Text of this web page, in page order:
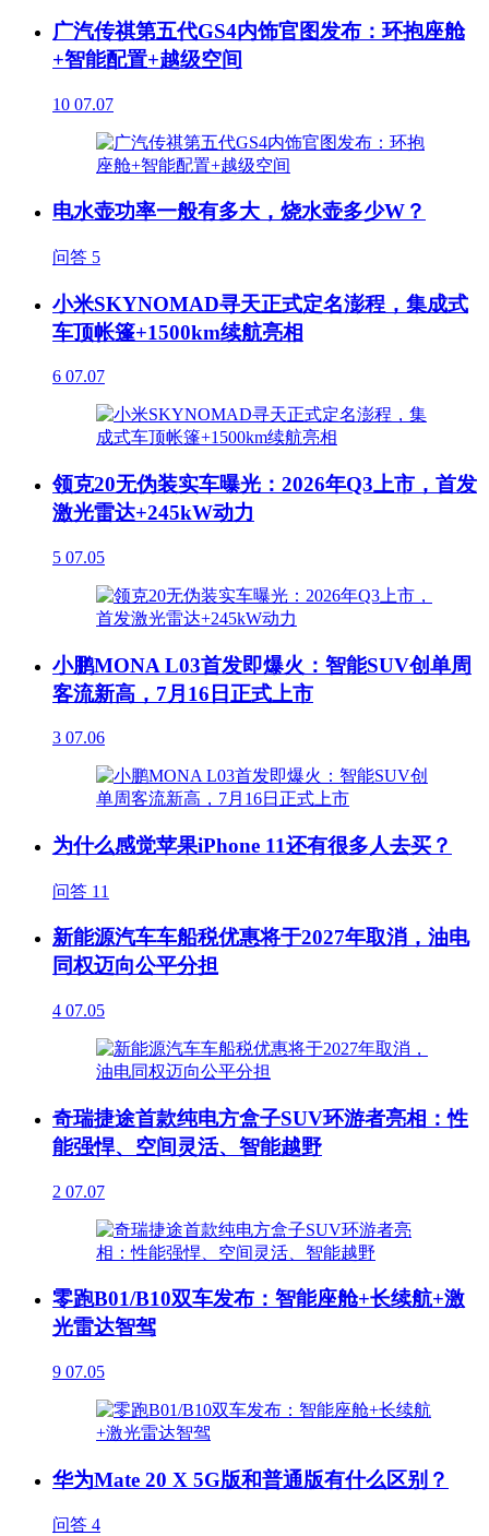
广汽传祺第五代GS4内饰官图发布：环抱座舱
+智能配置+越级空间
10 07.07
电水壶功率一般有多大，烧水壶多少W？
问答 5
小米SKYNOMAD寻天正式定名澎程，集成式
车顶帐篷+1500km续航亮相
6 07.07
领克20无伪装实车曝光：2026年Q3上市，首发
激光雷达+245kW动力
5 07.05
小鹏MONA L03首发即爆火：智能SUV创单周
客流新高，7月16日正式上市
3 07.06
为什么感觉苹果iPhone 11还有很多人去买？
问答 11
新能源汽车车船税优惠将于2027年取消，油电
同权迈向公平分担
4 07.05
奇瑞捷途首款纯电方盒子SUV环游者亮相：性
能强悍、空间灵活、智能越野
2 07.07
零跑B01/B10双车发布：智能座舱+长续航+激
光雷达智驾
9 07.05
华为Mate 20 X 5G版和普通版有什么区别？
问答 4